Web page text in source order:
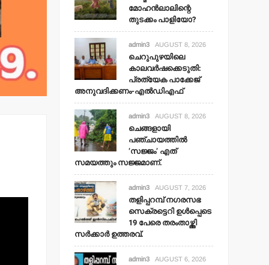
മോഹന്‍ലാലിന്റെ
തുടക്കം പാളിയോ?
admin3 AUGUST 8, 2026
ചെറുപുഴയിലെ
കാലവര്‍ഷക്കെടുതി:
പ്രത്യേക പാക്കേജ്
അനുവദിക്കണം-എല്‍ഡിഎഫ്
admin3 AUGUST 8, 2026
ചെങ്ങളായി
പഞ്ചായത്തില്‍
‘സജ്ജം’ എത്
സമയത്തും സജ്ജമാണ്.
admin3 AUGUST 7, 2026
തളിപ്പറമ്പ് നഗരസഭ
സെക്രട്ടെറി ഉള്‍പ്പെടെ
19 പേരെ തരംതാഴ്ത്തി
സര്‍ക്കാര്‍ ഉത്തരവ്.
admin3 AUGUST 6, 2026